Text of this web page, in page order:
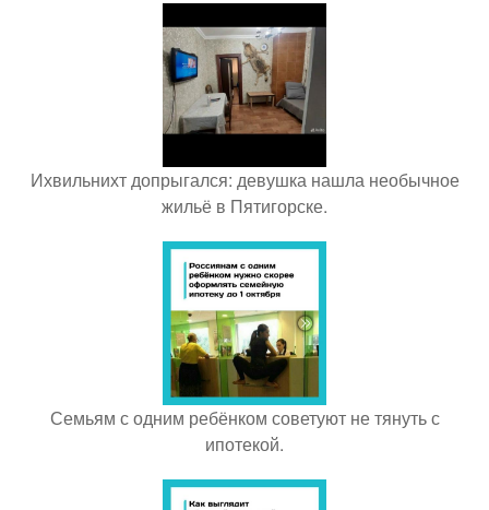
Ихвильнихт допрыгался: девушка нашла необычное
жильё в Пятигорске.
Семьям с одним ребёнком советуют не тянуть с
ипотекой.